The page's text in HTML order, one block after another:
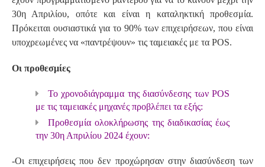
30η Απριλίου, οπότε και είναι η καταληκτική προθεσμία.
Πρόκειται ουσιαστικά για το 90% των επιχειρήσεων, που είναι
υποχρεωμένες να «παντρέψουν» τις ταμειακές με τα POS.
Οι προθεσμίες
Το χρονοδιάγραμμα της διασύνδεσης των POS
με τις ταμειακές μηχανές προβλέπει τα εξής:
Προθεσμία ολοκλήρωσης της διαδικασίας έως
την 30η Απριλίου 2024 έχουν:
-Οι επιχειρήσεις που δεν προχώρησαν στην διασύνδεση των